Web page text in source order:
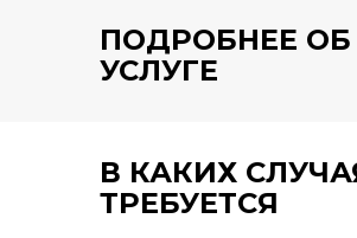
ПОДРОБНЕЕ ОБ
УСЛУГЕ
В КАКИХ
ТРЕБУЕТСЯ